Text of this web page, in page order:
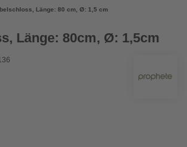
Länge: 80 cm, Ø: 1,5 cm
Länge: 80cm, Ø: 1,5cm